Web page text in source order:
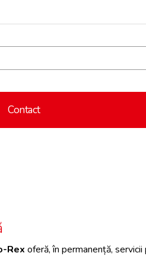
Contact
Rex oferă, în permanență,